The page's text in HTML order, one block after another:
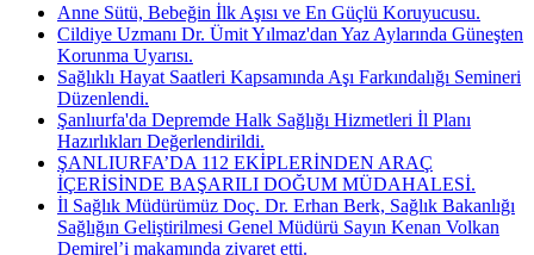
Anne Sütü, Bebeğin İlk Aşısı ve En Güçlü Koruyucusu.
Cildiye Uzmanı Dr. Ümit Yılmaz'dan Yaz Aylarında Güneşten
Korunma Uyarısı.
Sağlıklı Hayat Saatleri Kapsamında Aşı Farkındalığı Semineri
Düzenlendi.
Şanlıurfa'da Depremde Halk Sağlığı Hizmetleri İl Planı
Hazırlıkları Değerlendirildi.
ŞANLIURFA’DA 112 EKİPLERİNDEN ARAÇ
İÇERİSİNDE BAŞARILI DOĞUM MÜDAHALESİ.
İl Sağlık Müdürümüz Doç. Dr. Erhan Berk, Sağlık Bakanlığı
Sağlığın Geliştirilmesi Genel Müdürü Sayın Kenan Volkan
Demirel’i makamında ziyaret etti.